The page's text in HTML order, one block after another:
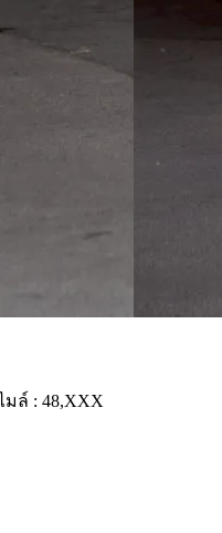
มล์ : 48,XXX